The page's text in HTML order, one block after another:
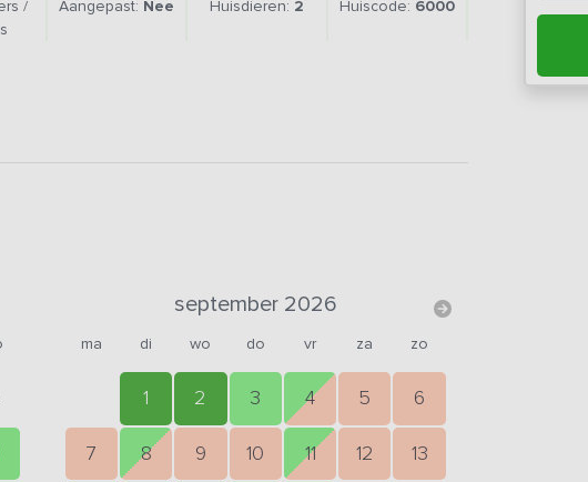
/
Aangepast: Nee Huisdieren: 2 Huiscode: 6000
september 2026
ma di wo do vr za zo
1 2 3 4 5 6
7 8 9 10 11 12 13